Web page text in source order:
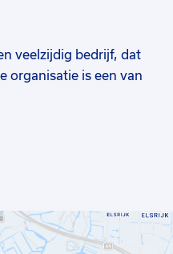
veelzijdig bedrijf, dat
organisatie is een van
Ze werken
Openheid,
die laag in de
Ze zullen je
ga het gewoon maar